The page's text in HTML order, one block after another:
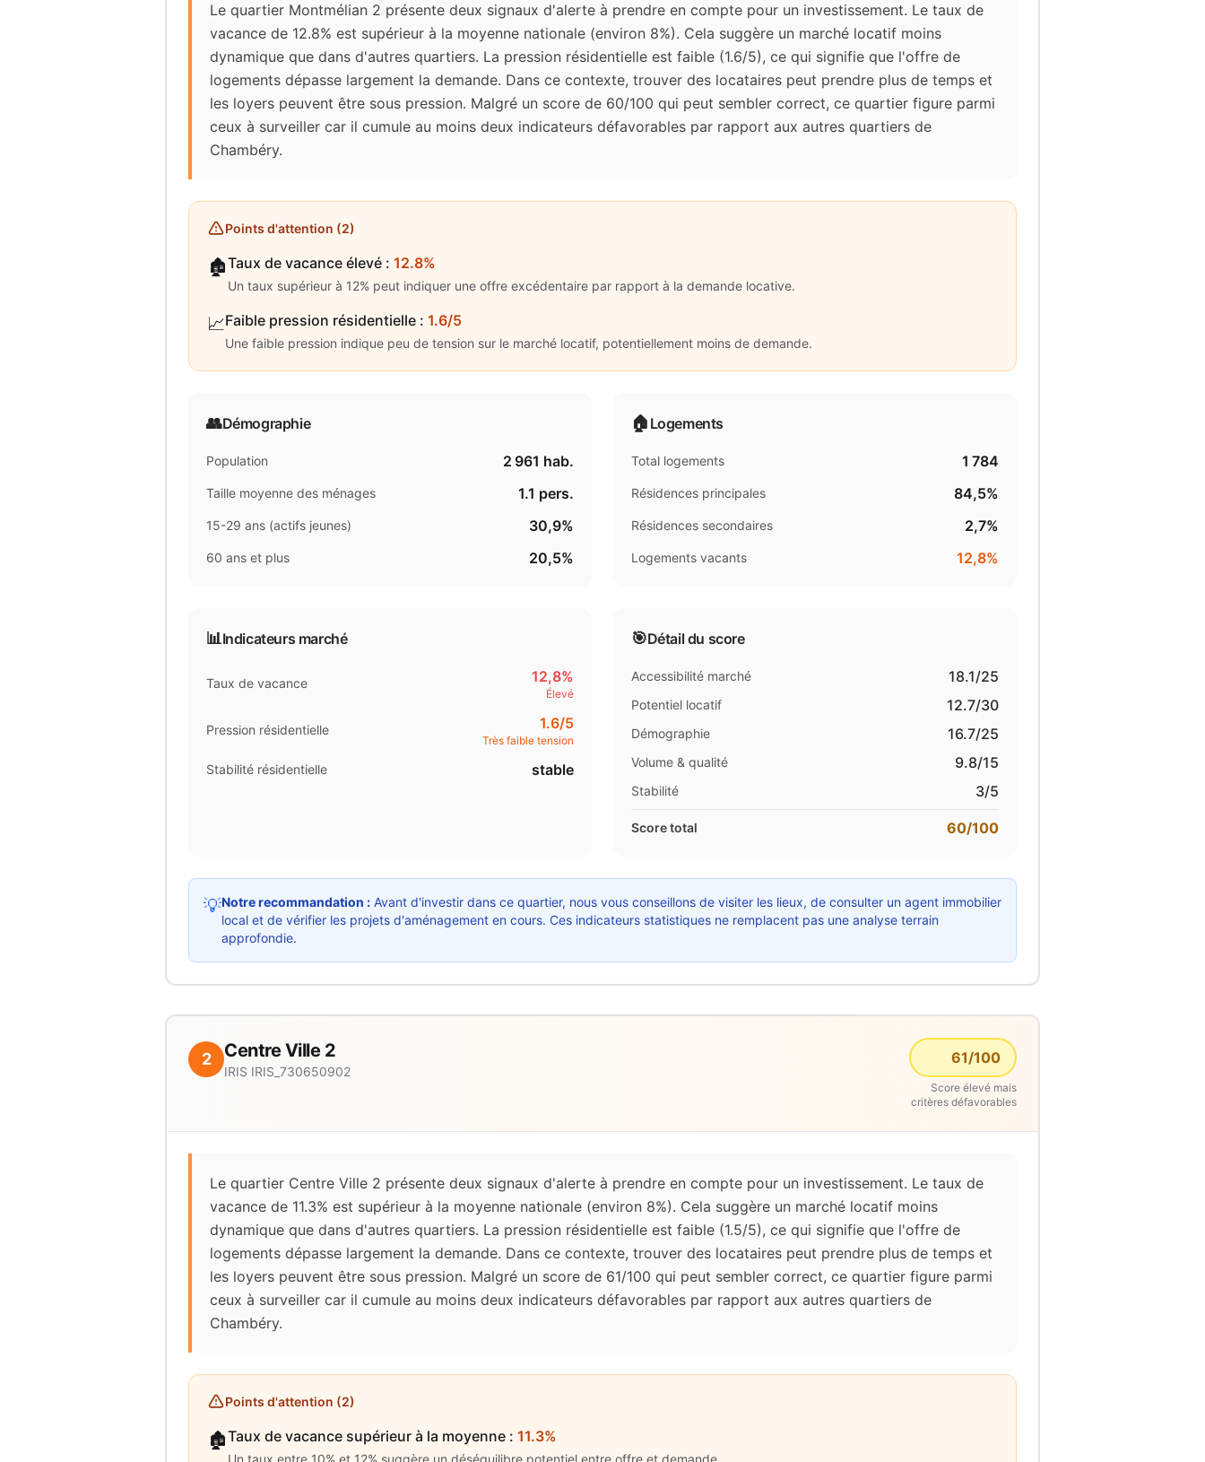
Le quartier Montmélian 2 présente deux signaux d'alerte à prendre en compte pour un investissement. Le taux de
vacance de 12.8% est supérieur à la moyenne nationale (environ 8%). Cela suggère un marché locatif moins
dynamique que dans d'autres quartiers. La pression résidentielle est faible (1.6/5), ce qui signifie que l'offre de
logements dépasse largement la demande. Dans ce contexte, trouver des locataires peut prendre plus de temps et
les loyers peuvent être sous pression. Malgré un score de 60/100 qui peut sembler correct, ce quartier figure parmi
ceux à surveiller car il cumule au moins deux indicateurs défavorables par rapport aux autres quartiers de
Chambéry.
Points d'attention (2)
🏚️Taux de vacance élevé : 12.8%
Un taux supérieur à 12% peut indiquer une offre excédentaire par rapport à la demande locative.
📈Faible pression résidentielle : 1.6/5
Une faible pression indique peu de tension sur le marché locatif, potentiellement moins de demande.
👥Démographie
Population 2 961 hab.
Taille moyenne des ménages 1.1 pers.
15-29 ans (actifs jeunes) 30,9%
60 ans et plus 20,5%
🏠 Logements
Total logements 1 784
Résidences principales 84,5%
Résidences secondaires 2,7%
Logements vacants 12,8%
📊Indicateurs marché
Taux de vacance 12,8%
Élevé
Pression résidentielle 1.6/5
Très faible tension
Stabilité résidentielle stable
🎯Détail du score
Accessibilité marché 18.1/25
Potentiel locatif 12.7/30
Démographie 16.7/25
Volume & qualité 9.8/15
Stabilité 3/5
Score total 60/100
💡Notre recommandation : Avant d'investir dans ce quartier, nous vous conseillons de visiter les lieux, de consulter un agent immobilier
local et de vérifier les projets d'aménagement en cours. Ces indicateurs statistiques ne remplacent pas une analyse terrain
approfondie.
2 Centre Ville 2
IRIS IRIS_730650902
61/100
Score élevé mais
critères défavorables
Le quartier Centre Ville 2 présente deux signaux d'alerte à prendre en compte pour un investissement. Le taux de
vacance de 11.3% est supérieur à la moyenne nationale (environ 8%). Cela suggère un marché locatif moins
dynamique que dans d'autres quartiers. La pression résidentielle est faible (1.5/5), ce qui signifie que l'offre de
logements dépasse largement la demande. Dans ce contexte, trouver des locataires peut prendre plus de temps et
les loyers peuvent être sous pression. Malgré un score de 61/100 qui peut sembler correct, ce quartier figure parmi
ceux à surveiller car il cumule au moins deux indicateurs défavorables par rapport aux autres quartiers de
Chambéry.
Points d'attention (2)
🏚️Taux de vacance supérieur à la moyenne : 11.3%
Un taux entre 10% et 12% suggère un déséquilibre potentiel entre offre et demande.